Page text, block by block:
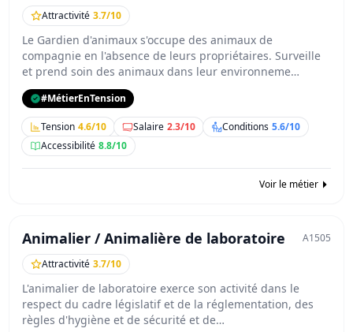
Attractivité 3.7/10
Le Gardien d'animaux s'occupe des animaux de
compagnie en l'absence de leurs propriétaires. Surveille
et prend soin des animaux dans leur environneme…
#MétierEnTension
Tension 4.6/10 Salaire 2.3/10 Conditions 5.6/10
Accessibilité 8.8/10
Voir le métier
Animalier / Animalière de laboratoire
A1505
Attractivité 3.7/10
L'animalier de laboratoire exerce son activité dans le
respect du cadre législatif et de la réglementation, des
règles d'hygiène et de sécurité et de…